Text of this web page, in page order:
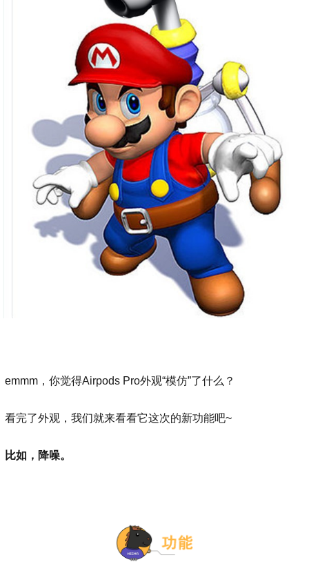
emmm，你觉得Airpods Pro外观“模仿”了什么？
看完了外观，我们就来看看它这次的新功能吧~
比如，降噪。